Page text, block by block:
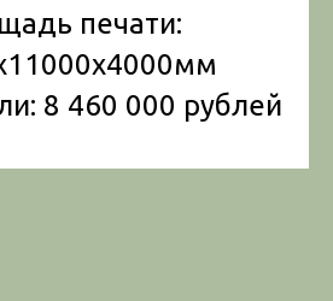
печати:
8 460 000 рублей